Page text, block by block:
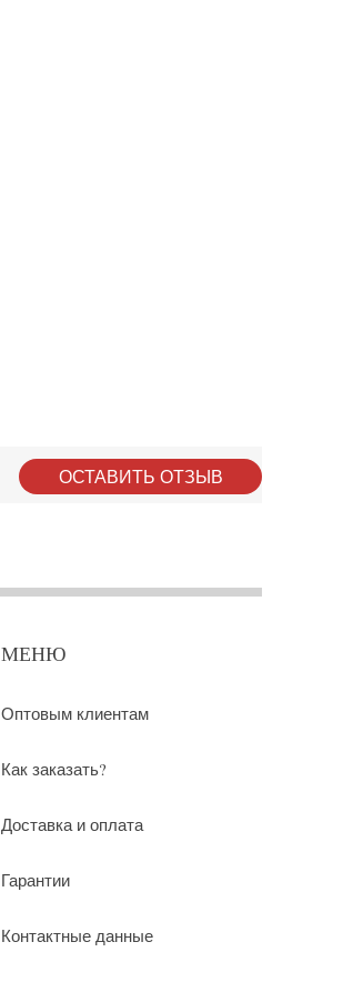
ОСТАВИТЬ ОТЗЫВ
МЕНЮ
Оптовым клиентам
Как заказать?
Доставка и оплата
Гарантии
Контактные данные